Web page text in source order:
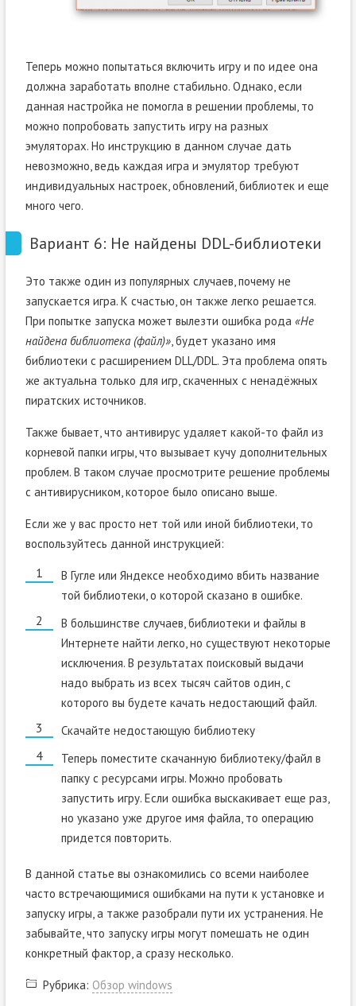
Теперь можно попытаться включить игру и по идее она
должна заработать вполне стабильно. Однако, если
данная настройка не помогла в решении проблемы, то
можно попробовать запустить игру на разных
эмуляторах. Но инструкцию в данном случае дать
невозможно, ведь каждая игра и эмулятор требуют
индивидуальных настроек, обновлений, библиотек и еще
много чего.
Вариант 6: Не найдены DDL-библиотеки
Это также один из популярных случаев, почему не
запускается игра. К счастью, он также легко решается.
При попытке запуска может вылезти ошибка рода «Не
найдена библиотека (файл)», будет указано имя
библиотеки с расширением DLL/DDL. Эта проблема опять
же актуальна только для игр, скаченных с ненадёжных
пиратских источников.
Также бывает, что антивирус удаляет какой-то файл из
корневой папки игры, что вызывает кучу дополнительных
проблем. В таком случае просмотрите решение проблемы
с антивирусником, которое было описано выше.
Если же у вас просто нет той или иной библиотеки, то
воспользуйтесь данной инструкцией:
В Гугле или Яндексе необходимо вбить название
той библиотеки, о которой сказано в ошибке.
В большинстве случаев, библиотеки и файлы в
Интернете найти легко, но существуют некоторые
исключения. В результатах поисковый выдачи
надо выбрать из всех тысяч сайтов один, с
которого вы будете качать недостающий файл.
Скачайте недостающую библиотеку
Теперь поместите скачанную библиотеку/файл в
папку с ресурсами игры. Можно пробовать
запустить игру. Если ошибка выскакивает еще раз,
но указано уже другое имя файла, то операцию
придется повторить.
В данной статье вы ознакомились со всеми наиболее
часто встречающимися ошибками на пути к установке и
запуску игры, а также разобрали пути их устранения. Не
забывайте, что запуску игры могут помешать не один
конкретный фактор, а сразу несколько.
Рубрика: Обзор windows